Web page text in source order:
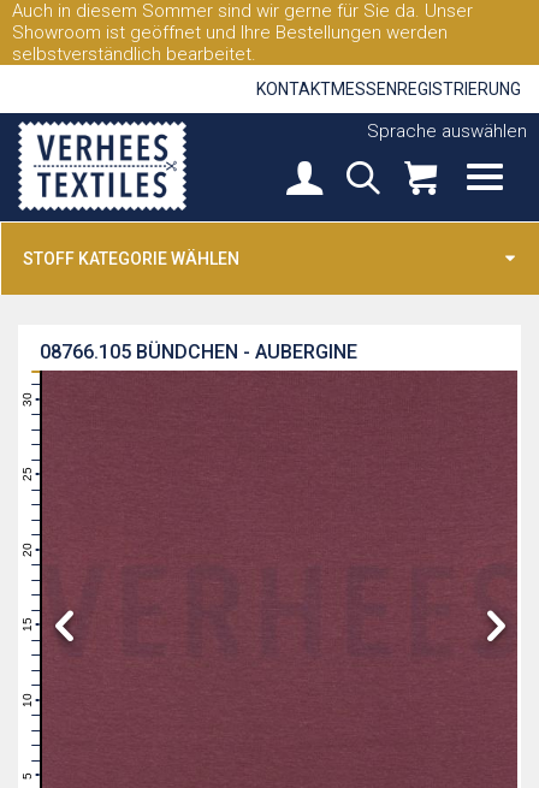
Auch in diesem Sommer sind wir gerne für Sie da. Unser
Showroom ist geöffnet und Ihre Bestellungen werden
selbstverständlich bearbeitet.
KONTAKTMESSEN REGISTRIERUNG
Sprache auswählen
STOFF KATEGORIE WÄHLEN
BÜNDCHEN - AUBERGINE
08766.105
11
16
21
26